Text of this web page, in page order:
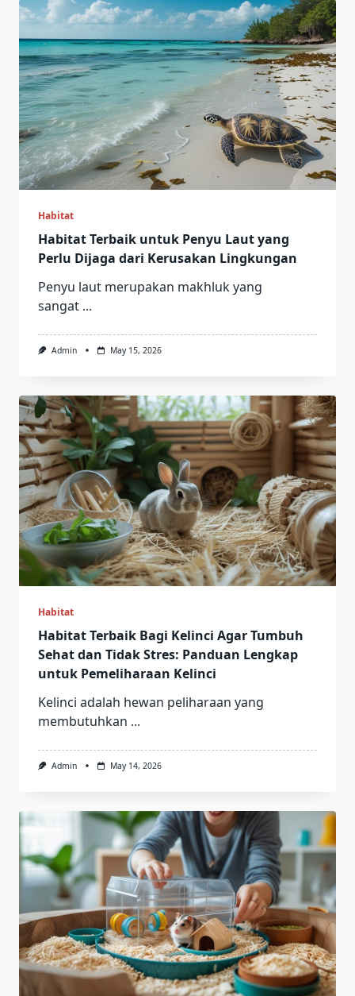
Habitat
Habitat Terbaik untuk Penyu Laut yang
Perlu Dijaga dari Kerusakan Lingkungan
Penyu laut merupakan makhluk yang
sangat ...
Admin May 15, 2026
Habitat
Habitat Terbaik Bagi Kelinci Agar Tumbuh
Sehat dan Tidak Stres: Panduan Lengkap
untuk Pemeliharaan Kelinci
Kelinci adalah hewan peliharaan yang
membutuhkan ...
Admin May 14, 2026